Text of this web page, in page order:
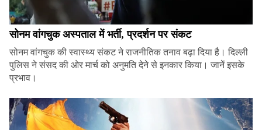
सोनम वांगचुक अस्पताल में भर्ती, प्रदर्शन पर संकट
सोनम वांगचुक की स्वास्थ्य संकट ने राजनीतिक तनाव बढ़ा दिया है। दिल्ली
पुलिस ने संसद की ओर मार्च को अनुमति देने से इनकार किया। जानें इसके
प्रभाव।